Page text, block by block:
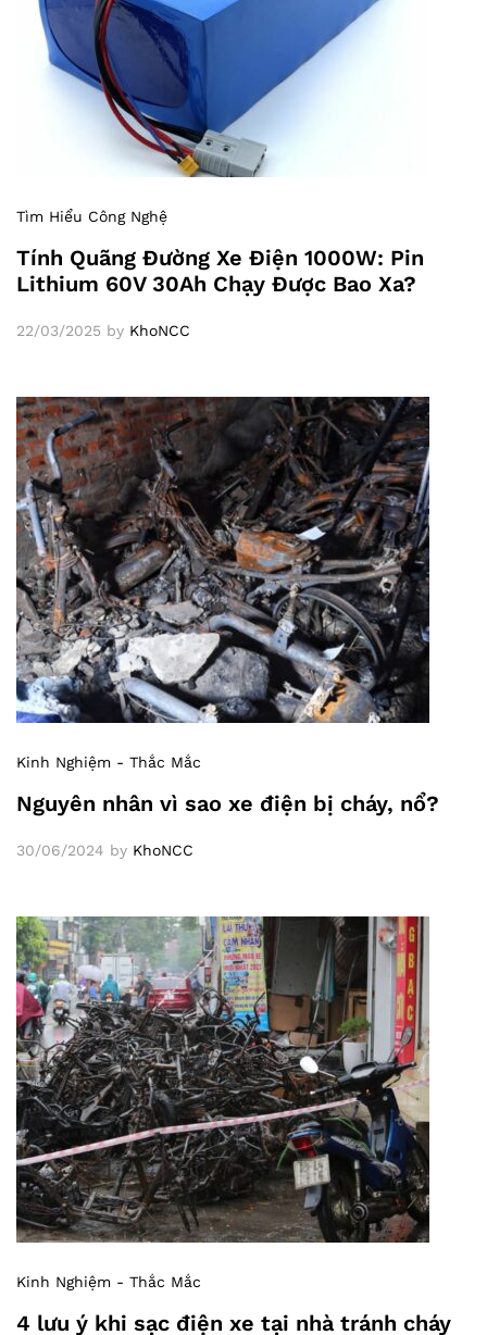
Tìm Hiểu Công Nghệ
Tính Quãng Đường Xe Điện 1000W: Pin
Lithium 60V 30Ah Chạy Được Bao Xa?
22/03/2025 by KhoNCC
Kinh Nghiệm - Thắc Mắc
Nguyên nhân vì sao xe điện bị cháy, nổ?
30/06/2024 by KhoNCC
Kinh Nghiệm - Thắc Mắc
4 lưu ý khi sạc điện xe tại nhà tránh cháy